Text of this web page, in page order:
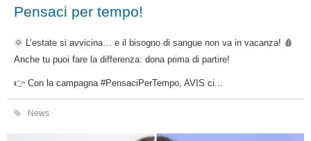
Pensaci per tempo!
🌞 L’estate si avvicina… e il bisogno di sangue non va in vacanza! 🩸
Anche tu puoi fare la differenza: dona prima di partire!
👉 Con la campagna #PensaciPerTempo, AVIS ci...
News